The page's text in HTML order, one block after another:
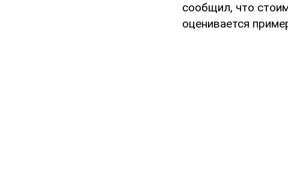
сообщил, что
оценивается